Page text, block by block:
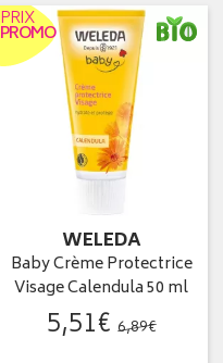
PRIX
PROMO
WELEDA
Baby Crème Protectrice
Visage Calendula 50 ml
5,51€ 6,89€